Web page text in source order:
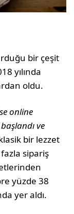
bir çeşit
yılında
oldu.
online
ve
bir lezzet
sipariş
yüzde 38
yer aldı.